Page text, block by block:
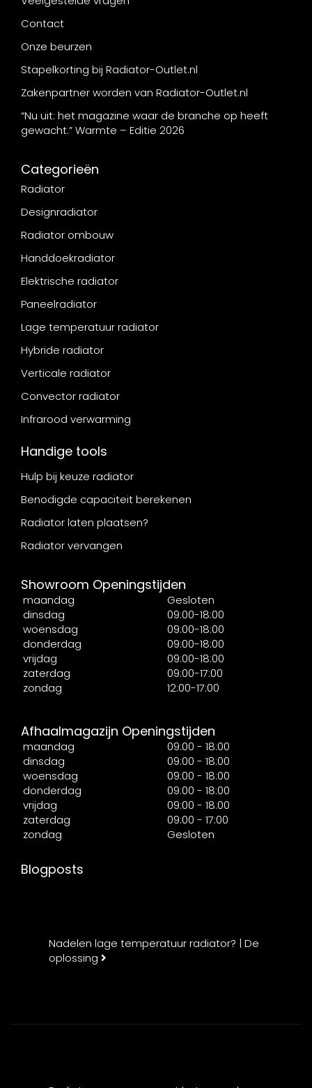
Contact
Onze beurzen
Stapelkorting bij Radiator-Outlet.nl
Zakenpartner worden van Radiator-Outlet.nl
“Nu uit: het magazine waar de branche op heeft
gewacht.” Warmte – Editie 2026
Categorieën
Radiator
Designradiator
Radiator ombouw
Handdoekradiator
Elektrische radiator
Paneelradiator
Lage temperatuur radiator
Hybride radiator
Verticale radiator
Convector radiator
Infrarood verwarming
Handige tools
Hulp bij keuze radiator
Benodigde capaciteit berekenen
Radiator laten plaatsen?
Radiator vervangen
Showroom Openingstijden
maandag
Gesloten
dinsdag
09:00-18:00
woensdag
09:00-18:00
donderdag
09:00-18:00
vrijdag
09:00-18:00
zaterdag
09:00-17:00
zondag
12:00-17:00
Afhaalmagazijn Openingstijden
maandag
09:00 - 18:00
dinsdag
09:00 - 18:00
woensdag
09:00 - 18:00
donderdag
09:00 - 18:00
vrijdag
09:00 - 18:00
zaterdag
09:00 - 17:00
zondag
Gesloten
Blogposts
Nadelen lage temperatuur radiator? | De
oplossing